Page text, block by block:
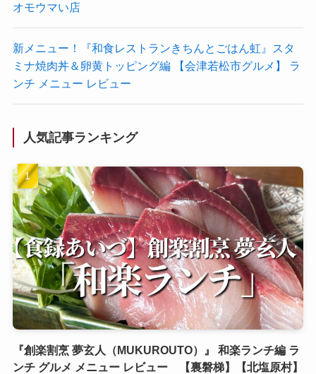
オモウマい店
新メニュー！『和食レストランきちんとごはん虹』スタ
ミナ焼肉丼＆卵黄トッピング編 【会津若松市グルメ】 ラ
ンチ メニュー レビュー
人気記事ランキング
『創楽割烹 夢玄人（MUKUROUTO）』 和楽ランチ編 ラ
ンチ グルメ メニュー レビュー 【裏磐梯】【北塩原村】